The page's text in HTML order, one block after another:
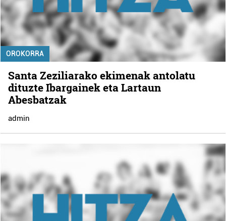
OROKORRA
Santa Zeziliarako ekimenak antolatu
dituzte Ibargainek eta Lartaun
Abesbatzak
admin